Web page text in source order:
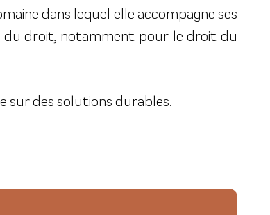
dans lequel elle accompagne ses
du droit, notamment pour le droit du
sur des solutions durables.